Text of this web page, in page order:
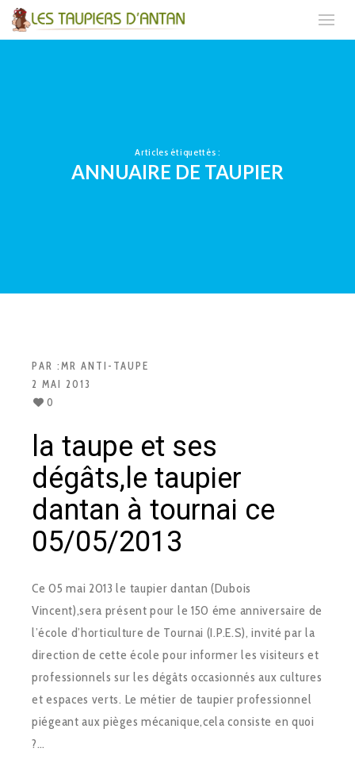
Articles étiquettés :
ANNUAIRE DE TAUPIER
PAR :MR ANTI-TAUPE
2 MAI 2013
0
la taupe et ses
dégâts,le taupier
dantan à tournai ce
05/05/2013
Ce 05 mai 2013 le taupier dantan (Dubois
Vincent),sera présent pour le 150 éme anniversaire de
l’école d’horticulture de Tournai (I.P.E.S), invité par la
direction de cette école pour informer les visiteurs et
professionnels sur les dégâts occasionnés aux cultures
et espaces verts. Le métier de taupier professionnel
piégeant aux pièges mécanique,cela consiste en quoi
?…